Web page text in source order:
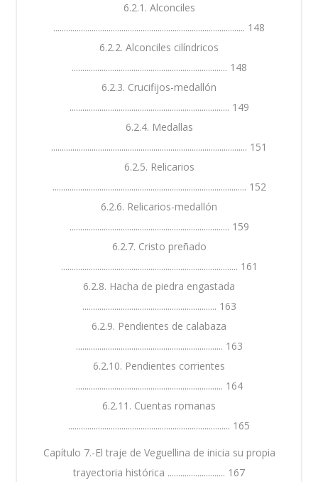
6.2.1. Alconciles
.......................................................................................... 148
6.2.2. Alconciles cilíndricos
......................................................................... 148
6.2.3. Crucifijos-medallón
........................................................................... 149
6.2.4. Medallas
............................................................................................ 151
6.2.5. Relicarios
........................................................................................... 152
6.2.6. Relicarios-medallón
........................................................................... 159
6.2.7. Cristo preñado
................................................................................... 161
6.2.8. Hacha de piedra engastada
............................................................... 163
6.2.9. Pendientes de calabaza
..................................................................... 163
6.2.10. Pendientes corrientes
..................................................................... 164
6.2.11. Cuentas romanas
............................................................................ 165
Capítulo 7.-El traje de Veguellina de inicia su propia
trayectoria histórica ........................... 167